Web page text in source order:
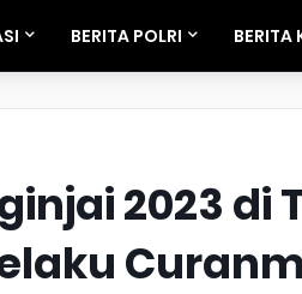
BERITA POLRI BERITA
2023 di